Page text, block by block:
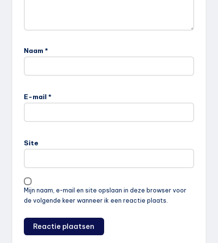
Naam *
E-mail *
Site
Mijn naam, e-mail en site opslaan in deze browser voor
de volgende keer wanneer ik een reactie plaats.